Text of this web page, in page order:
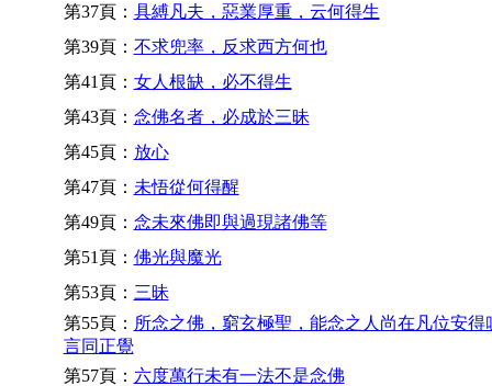
第37頁： 具縛凡夫，惡業厚重，云何得生
第39頁： 不求兜率，反求西方何也
第41頁： 女人根缺，必不得生
第43頁： 念佛名者，必成於三昧
第45頁： 放心
第47頁： 未悟從何得醒
第49頁： 念未來佛即與過現諸佛等
第51頁： 佛光與魔光
第53頁： 三昧
第55頁： 所念之佛，窮玄極聖，能念之人尚在凡位安得
言同正覺
第57頁： 六度萬行未有一法不是念佛